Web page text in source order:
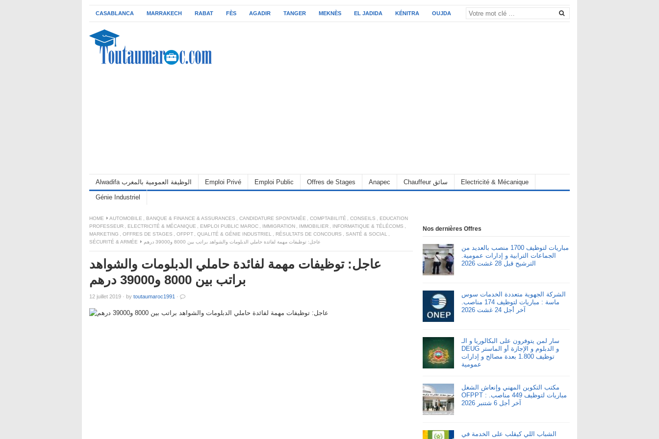
CASABLANCA MARRAKECH RABAT FÈS AGADIR TANGER MEKNÈS EL JADIDA KÉNITRA OUJDA
Alwadifa الوظيفة العمومية بالمغرب Emploi Privé Emploi Public Offres de Stages Anapec Chauffeur سائق Electricité & Mécanique
Génie Industriel
HOME AUTOMOBILE BANQUE & FINANCE & ASSURANCES CANDIDATURE SPONTANÉE COMPTABILITÉ CONSEILS
EDUCATION
PROFESSEUR
ELECTRICITÉ & MÉCANIQUE EMPLOI PUBLIC MAROC IMMIGRATION IMMOBILIER INFORMATIQUE & TÉLÉCOMS
MARKETING
OFFRES DE STAGES OFPPT QUALITÉ & GÉNIE INDUSTRIEL RÉSULTATS DE CONCOURS SANTÉ & SOCIAL
SÉCURITÉ & ARMÉE
عاجل: توظيفات مهمة لفائدة حاملي الدبلومات والشواهد براتب بين 8000 و39000 درهم
عاجل: توظيفات مهمة لفائدة حاملي الدبلومات والشواهد
براتب بين 8000 و39000 درهم
12 juillet 2019 · by toutaumaroc1991 ·
Nos dernières Offres
مباريات لتوظيف 1700 منصب بالعديد من
الجماعات الترابية و إدارات عمومية.
الترشيح قبل 28 غشت 2026
الشركة الجهوية متعددة الخدمات سوس
ماسة : مباريات لتوظيف 174 مناصب.
آخر أجل 24 غشت 2026
سار لمن يتوفرون على البكالوريا و الـ
DEUG و الدبلوم و الإجازة أو الماستر
توظيف 1.800 بعدة مصالح و إدارات
عمومية
مكتب التكوين المهني وإنعاش الشغل
OFPPT : مباريات لتوظيف 449 مناصب.
آخر أجل 6 شتنبر 2026
الشباب اللي كيقلب على الخدمة في